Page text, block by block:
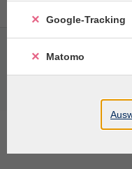
Google-Tracking
Matomo